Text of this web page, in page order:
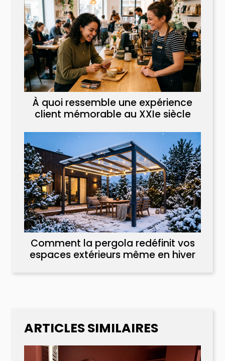
À quoi ressemble une expérience
client mémorable au XXIe siècle
Comment la pergola redéfinit vos
espaces extérieurs même en hiver
ARTICLES SIMILAIRES